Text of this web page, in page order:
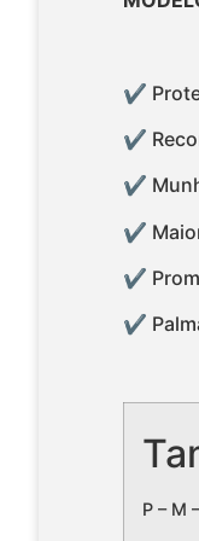
✔
✔
✔
✔
✔
✔
P – M